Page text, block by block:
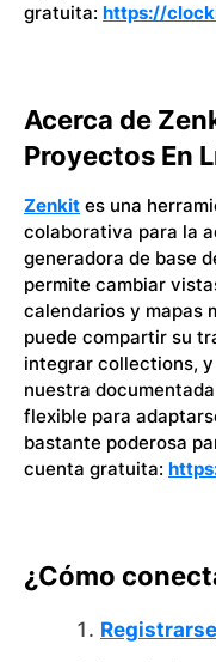
gratuita: https://
Acerca de
Proyectos En
Zenkit es una
colaborativa para la
generadora de base
permite cambiar
calendarios y mapas
puede compartir su
integrar collections,
nuestra
flexible para
bastante poderosa
cuenta gratuita:
¿Cómo
Registrarse